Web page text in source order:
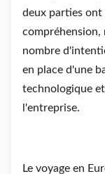
deux parties
compréhension,
nombre
en place d'une
technologique
l'entreprise.
Le voyage en